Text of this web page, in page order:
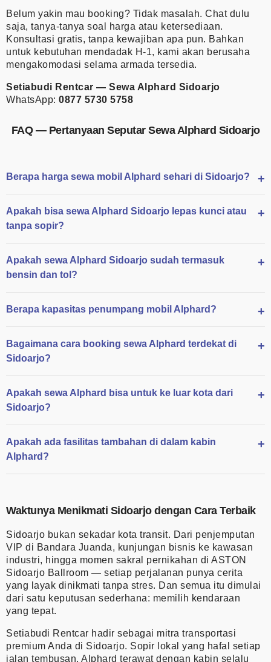
Belum yakin mau booking? Tidak masalah. Chat dulu
saja, tanya-tanya soal harga atau ketersediaan.
Konsultasi gratis, tanpa kewajiban apa pun. Bahkan
untuk kebutuhan mendadak H-1, kami akan berusaha
mengakomodasi selama armada tersedia.
Setiabudi Rentcar — Sewa Alphard Sidoarjo
WhatsApp: 0877 5730 5758
FAQ — Pertanyaan Seputar Sewa Alphard Sidoarjo
Berapa harga sewa mobil Alphard sehari di Sidoarjo?
Apakah bisa sewa Alphard Sidoarjo lepas kunci atau
tanpa sopir?
Apakah sewa Alphard Sidoarjo sudah termasuk
bensin dan tol?
Berapa kapasitas penumpang mobil Alphard?
Bagaimana cara booking sewa Alphard terdekat di
Sidoarjo?
Apakah sewa Alphard bisa untuk ke luar kota dari
Sidoarjo?
Apakah ada fasilitas tambahan di dalam kabin
Alphard?
Waktunya Menikmati Sidoarjo dengan Cara Terbaik
Sidoarjo bukan sekadar kota transit. Dari penjemputan
VIP di Bandara Juanda, kunjungan bisnis ke kawasan
industri, hingga momen sakral pernikahan di ASTON
Sidoarjo Ballroom — setiap perjalanan punya cerita
yang layak dinikmati tanpa stres. Dan semua itu dimulai
dari satu keputusan sederhana: memilih kendaraan
yang tepat.
Setiabudi Rentcar hadir sebagai mitra transportasi
premium Anda di Sidoarjo. Sopir lokal yang hafal setiap
jalan tembusan, Alphard terawat dengan kabin selalu